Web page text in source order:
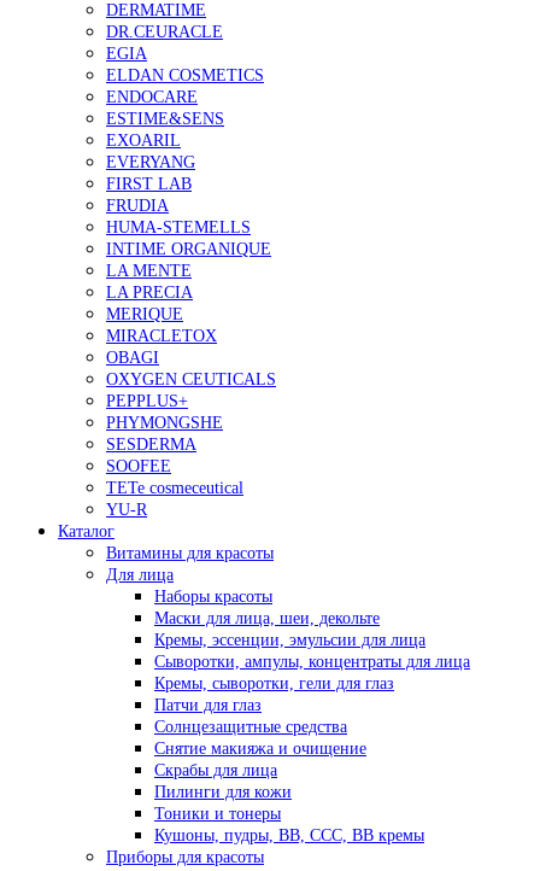
DERMATIME
DR.CEURACLE
EGIA
ELDAN COSMETICS
ENDOCARE
ESTIME&SENS
EXOARIL
EVERYANG
FIRST LAB
FRUDIA
HUMA-STEMELLS
INTIME ORGANIQUE
LA MENTE
LA PRECIA
MERIQUE
MIRACLETOX
OBAGI
OXYGEN CEUTICALS
PEPPLUS+
PHYMONGSHE
SESDERMA
SOOFEE
TETe cosmeceutical
YU-R
Каталог
Витамины для красоты
Для лица
Наборы красоты
Маски для лица, шеи, декольте
Кремы, эссенции, эмульсии для лица
Сыворотки, ампулы, концентраты для лица
Кремы, сыворотки, гели для глаз
Патчи для глаз
Солнцезащитные средства
Снятие макияжа и очищение
Скрабы для лица
Пилинги для кожи
Тоники и тонеры
Кушоны, пудры, ВВ, ССС, ВВ кремы
Приборы для красоты